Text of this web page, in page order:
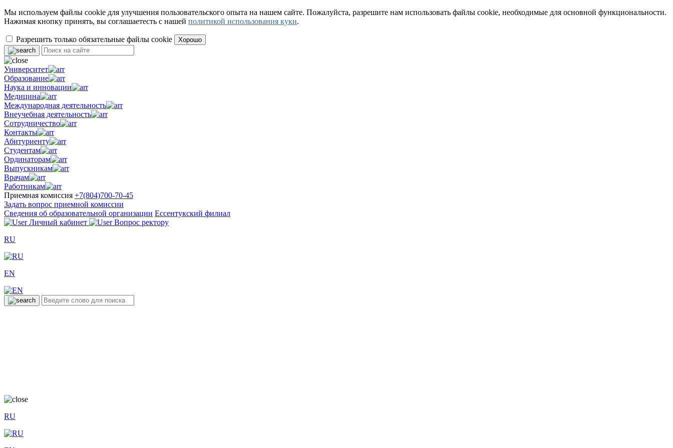
Мы используем файлы cookie для улучшения пользовательского опыта на нашем сайте. Пожалуйста, разрешите нам использовать файлы cookie, необходимые для основной функциональности.
Нажимая кнопку принять, вы соглашаетесть с нашей политикой использования куки.
Разрешить только обязательные файлы cookie Хорошо
Университет
Образование
Наука и инновации
Медицина
Международная деятельность
Внеучебная деятельность
Сотрудничество
Контакты
Абитуриенту
Студентам
Ординаторам
Выпускникам
Врачам
Работникам
Приемная комиссия +7(804)700-70-45
Задать вопрос приемной комиссии
Сведения об образовательной организации Ессентукский филиал
Личный кабинет
Вопрос ректору
RU
EN
RU